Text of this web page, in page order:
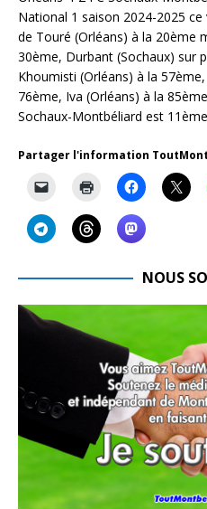
National 1 saison 2024-2025
de Touré (Orléans) à la 20ème
30ème, Durbant (Sochaux) sur
Khoumisti (Orléans) à la
76ème, Iva (Orléans) à la
Sochaux-Montbéliard est
Partager l'information
NOUS